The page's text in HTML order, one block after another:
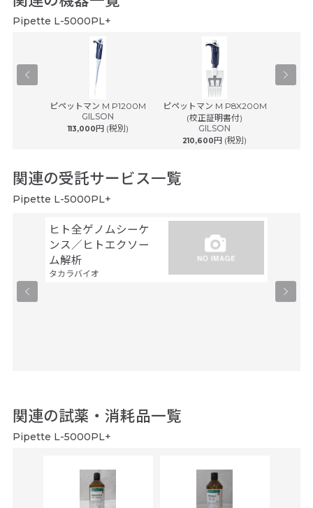
Pipette L-5000PL+
ピペットマン M P1200M
GILSON
113,000円 (税別)
ピペットマン M P8X200M
(校正証明書付)
GILSON
210,600円 (税別)
関連の受託サービス一覧
Pipette L-5000PL+
ヒト全ゲノムシーケ
ンス／ヒトエクソー
ム解析
タカラバイオ
関連の試薬・消耗品一覧
Pipette L-5000PL+